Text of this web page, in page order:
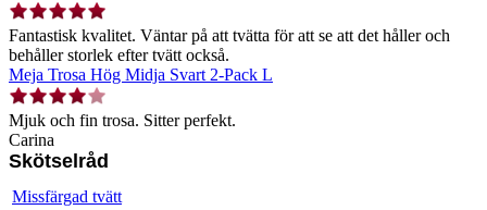
Fantastisk kvalitet. Väntar på att tvätta för att se att det håller och
behåller storlek efter tvätt också.
Meja Trosa Hög Midja Svart 2-Pack L
Mjuk och fin trosa. Sitter perfekt.
Carina
Skötselråd
Missfärgad tvätt